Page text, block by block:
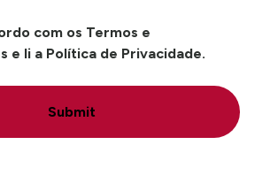
com os Termos e
e li a Política de Privacidade.
Submit